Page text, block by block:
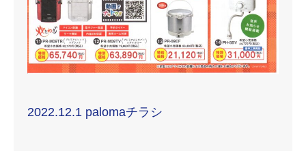
2022.12.1 palomaチラシ